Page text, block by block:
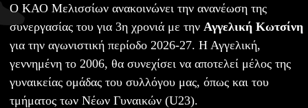
Ο ΚΑΟ Μελισσίων ανακοινώνει την ανανέωση της
συνεργασίας του για 3η χρονιά με την Αγγελική Κωτσίνη
για την αγωνιστική περίοδο 2026-27. Η Αγγελική,
γεννημένη το 2006, θα συνεχίσει να αποτελεί μέλος της
γυναικείας ομάδας του συλλόγου μας, όπως και του
τμήματος των Νέων Γυναικών (U23).